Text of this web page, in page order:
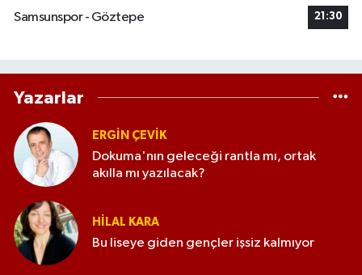
Samsunspor - Göztepe
21:30
Yazarlar
ERGIN ÇEVİK
Dokuma'nın geleceği rantla mı, ortak
akılla mı yazılacak?
HILAL KARA
Bu liseye giden gençler işsiz kalmıyor